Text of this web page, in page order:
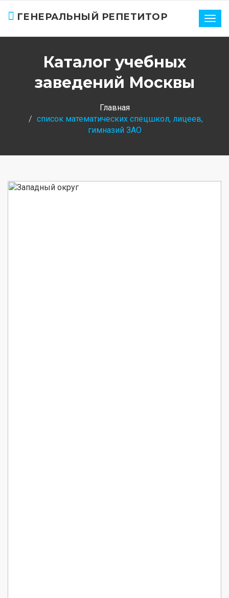
ГЕНЕРАЛЬНЫЙ РЕПЕТИТОР
Каталог учебных
заведений Москвы
Главная
список математических спецшкол, лицеев,
гимназий ЗАО